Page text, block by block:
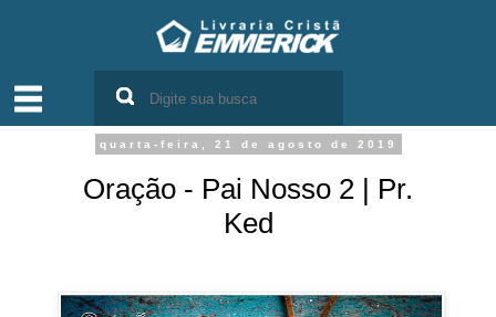
quarta-feira, 21 de agosto de 2019
Oração - Pai Nosso 2 | Pr.
Ked